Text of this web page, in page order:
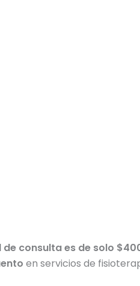
consulta es de solo
en servicios de